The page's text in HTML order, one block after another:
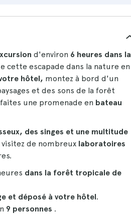
d'environ 6 heures dans la
cette escapade dans la nature en
hôtel, montez à bord d'un
et des sons de la forêt
une promenade en bateau
des singes et une multitude
de nombreux laboratoires
dans la forêt tropicale de
et déposé à votre hôtel.
9 personnes .